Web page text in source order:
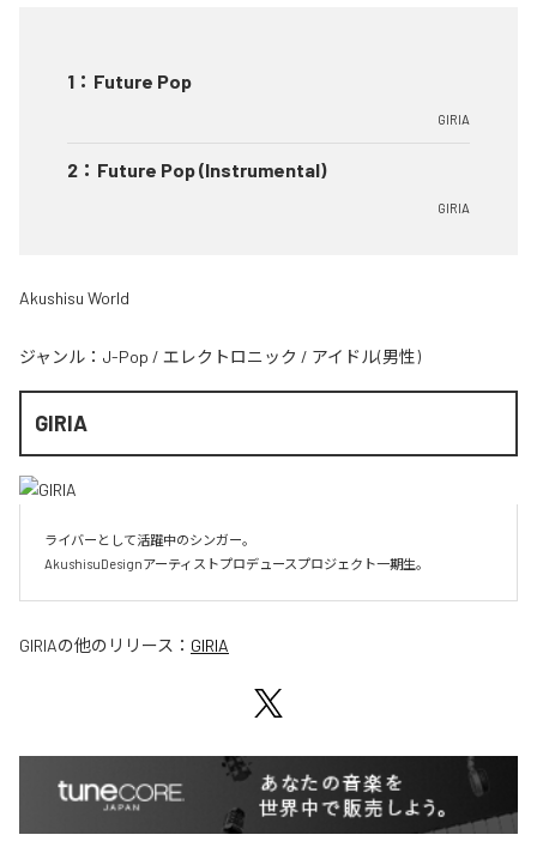
1 ： Future Pop
GIRIA
2 ： Future Pop (Instrumental)
GIRIA
Akushisu World
ジャンル： J-Pop / エレクトロニック / アイドル(男性)
GIRIA
ライバーとして活躍中のシンガー。
AkushisuDesignアーティストプロデュースプロジェクト一期生。
GIRIAの他のリリース： GIRIA